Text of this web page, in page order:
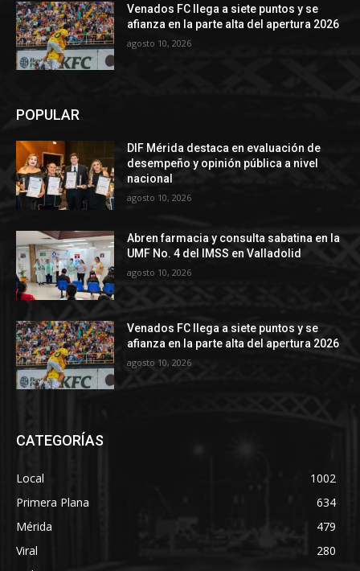
Venados FC llega a siete puntos y se
afianza en la parte alta del apertura 2026
agosto 10, 2026
POPULAR
DIF Mérida destaca en evaluación de
desempeño y opinión pública a nivel
nacional
agosto 10, 2026
Abren farmacia y consulta sabatina en la
UMF No. 4 del IMSS en Valladolid
agosto 10, 2026
Venados FC llega a siete puntos y se
afianza en la parte alta del apertura 2026
agosto 10, 2026
CATEGORÍAS
Local
1002
Primera Plana
634
Mérida
479
Viral
280